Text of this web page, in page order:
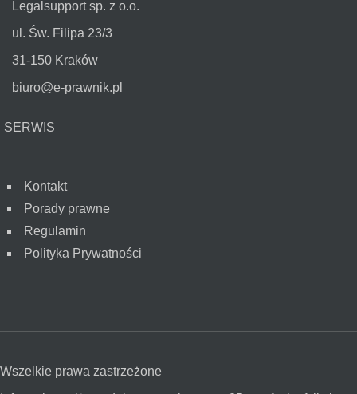
Legalsupport sp. z o.o.
ul. Św. Filipa 23/3
31-150 Kraków
biuro@e-prawnik.pl
SERWIS
Kontakt
Porady prawne
Regulamin
Polityka Prywatności
Wszelkie prawa zastrzeżone